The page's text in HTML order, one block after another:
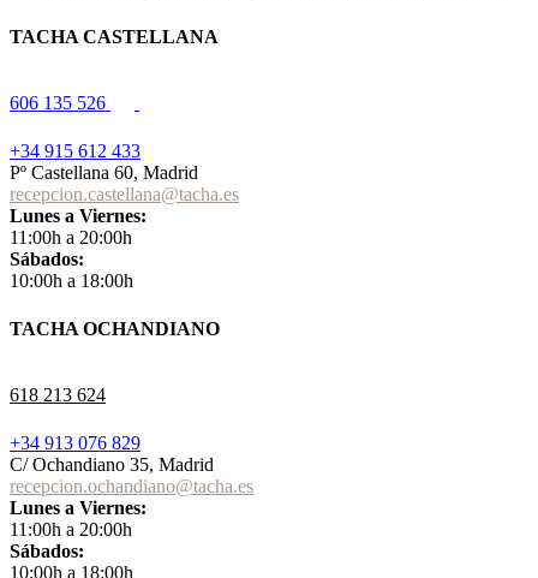
TACHA CASTELLANA
606 135 526
+34 915 612 433
Pº Castellana 60, Madrid
recepcion.castellana@tacha.es
Lunes a Viernes:
11:00h a 20:00h
Sábados:
10:00h a 18:00h
TACHA OCHANDIANO
618 213 624
+34 913 076 829
C/ Ochandiano 35, Madrid
recepcion.ochandiano@tacha.es
Lunes a Viernes:
11:00h a 20:00h
Sábados:
10:00h a 18:00h